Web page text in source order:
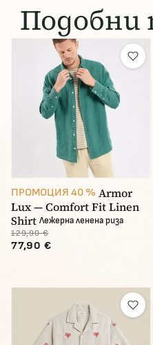
Подобни
ПРОМОЦИЯ 40 % Armor
Lux — Comfort Fit Linen
Shirt Лежерна ленена риза
129,90 €
77,90 €